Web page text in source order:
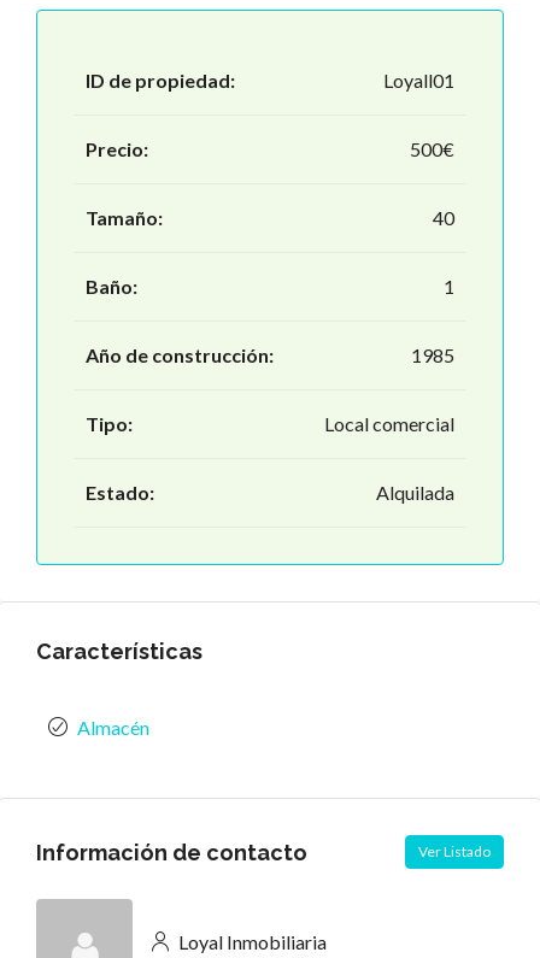
ID de propiedad: Loyall01
Precio: 500€
Tamaño: 40
Baño: 1
Año de construcción: 1985
Tipo: Local comercial
Estado: Alquilada
Características
Almacén
Información de contacto Ver Listado
Loyal Inmobiliaria